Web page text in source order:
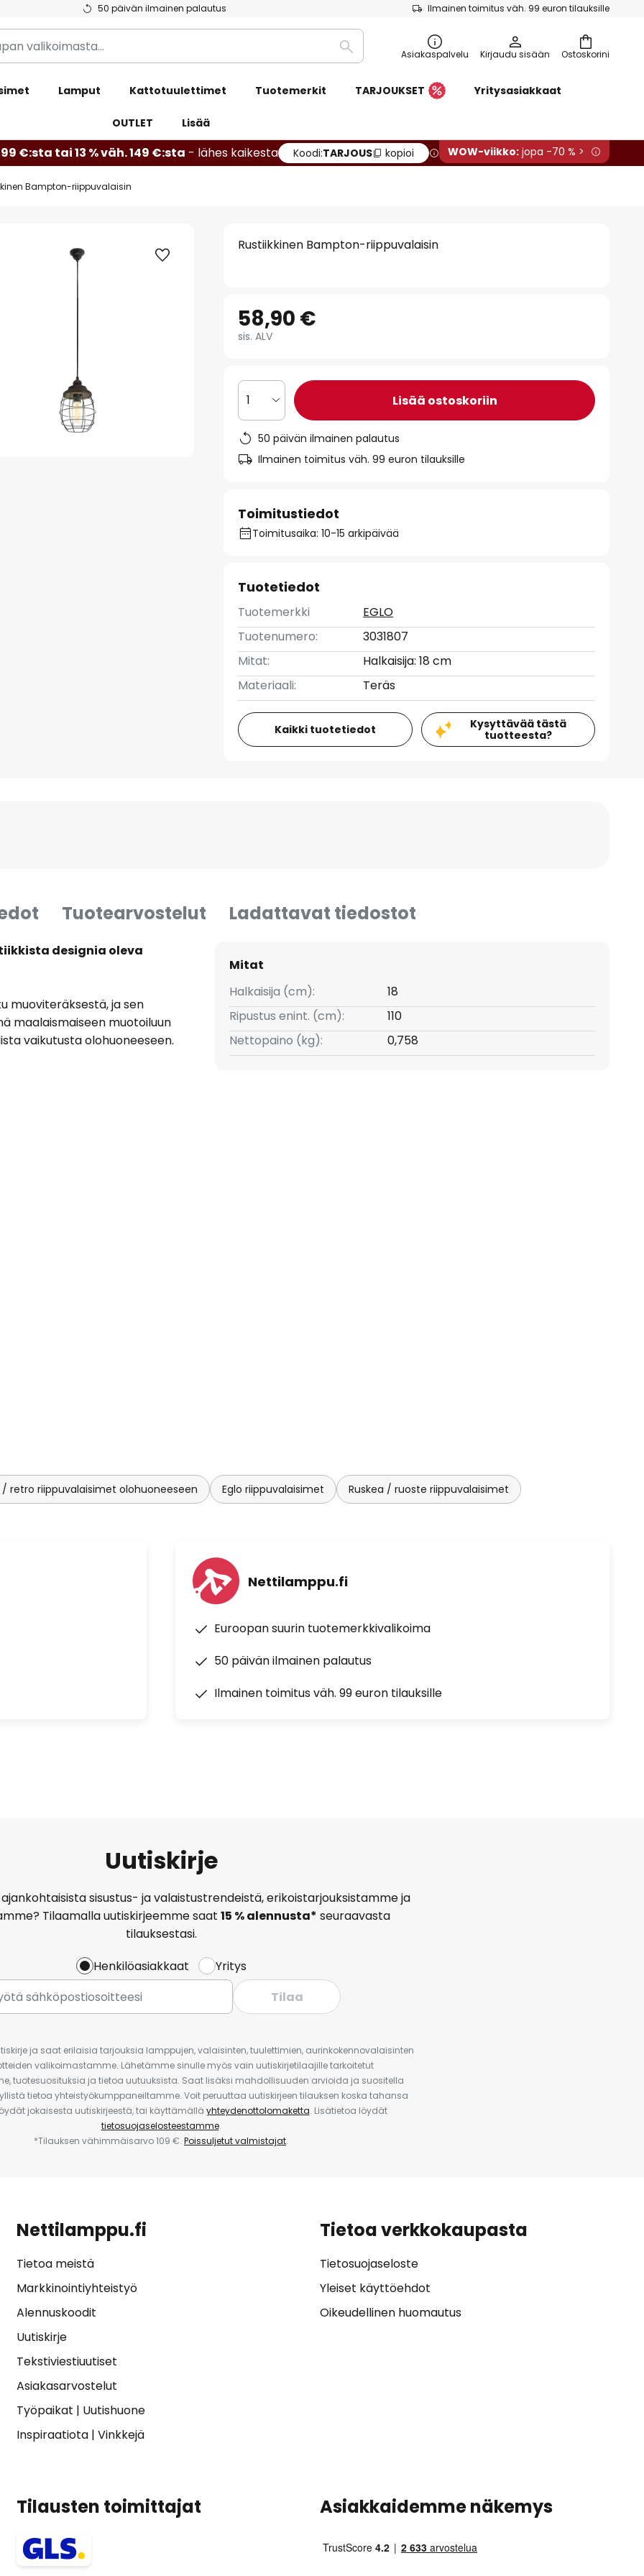
50 päivän ilmainen palautus Ilmainen toimitus väh. 99 euron tilauksille
Ostoskorini
Etsi Asiakaspalvelu Kirjaudu sisään
Lamput Kattotuulettimet Tuotemerkit TARJOUKSET Yritysasiakkaat
OUTLET Lisää
€:sta tai 13 % väh. 149 €:sta - lähes kaikesta Koodi:TARJOUS kopioi WOW-viikko: jopa -70 % >
Bampton-riippuvalaisin
Rustiikkinen Bampton-riippuvalaisin
58,90 €
sis. ALV
1 Lisää ostoskoriin
50 päivän ilmainen palautus
Ilmainen toimitus väh. 99 euron tilauksille
Toimitustiedot
Toimitusaika: 10-15 arkipäivää
Tuotetiedot
Tuotemerkki
EGLO
Tuotenumero:
3031807
Mitat:
Halkaisija: 18 cm
Materiaali:
Teräs
Kaikki tuotetiedot
Kysyttävää tästä
tuotteesta?
Tuotearvostelut Ladattavat tiedostot
designia oleva
muoviteräksestä, ja sen
maalaismaiseen muotoiluun
vaikutusta olohuoneeseen.
valon ulkopuolelleen lähes
Mitat
Halkaisija (cm):
18
Ripustus enint. (cm):
110
Nettopaino (kg):
0,758
retro riippuvalaisimet olohuoneeseen Eglo riippuvalaisimet Ruskea / ruoste riippuvalaisimet
Nettilamppu.fi
Euroopan suurin tuotemerkkivalikoima
50 päivän ilmainen palautus
Ilmainen toimitus väh. 99 euron tilauksille
Uutiskirje
sisustus- ja valaistustrendeistä, erikoistarjouksistamme ja
Tilaamalla uutiskirjeemme saat 15 % alennusta* seuraavasta
tilauksestasi.
Henkilöasiakkaat
Yritys
Tilaa
ja saat erilaisia tarjouksia lamppujen, valaisinten, tuulettimien, aurinkokennovalaisinten
valikoimastamme. Lähetämme sinulle myös vain uutiskirjetilaajille tarkoitetut
tuotesuosituksia ja tietoa uutuuksista. Saat lisäksi mahdollisuuden arvioida ja suositella
tietoa yhteistyökumppaneiltamme. Voit peruuttaa uutiskirjeen tilauksen koska tahansa
jokaisesta uutiskirjeestä, tai käyttämällä yhteydenottolomaketta. Lisätietoa löydät
tietosuojaselosteestamme.
*Tilauksen vähimmäisarvo 109 €. Poissuljetut valmistajat.
Nettilamppu.fi
Tietoa meistä
Markkinointiyhteistyö
Alennuskoodit
Uutiskirje
Tekstiviestiuutiset
Asiakasarvostelut
Työpaikat | Uutishuone
Inspiraatiota| Vinkkejä
Tietoa verkkokaupasta
Tietosuojaseloste
Yleiset käyttöehdot
Oikeudellinen huomautus
Tilausten toimittajat Asiakkaidemme näkemys